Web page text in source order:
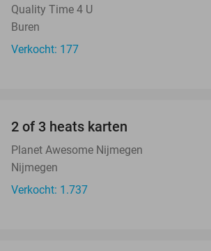
Quality Time 4 U
Buren
Verkocht: 177
2 of 3 heats karten
Planet Awesome Nijmegen
Nijmegen
Verkocht: 1.737